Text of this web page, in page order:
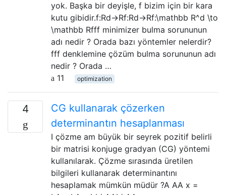
yok. Başka bir deyişle, f bizim için bir kara
kutu gibidir.f:Rd→Rf:Rd→Rf:\mathbb R^d \to
\mathbb Rfff minimizer bulma sorununun
adı nedir ? Orada bazı yöntemler nelerdir?
fff denklemine çözüm bulma sorununun adı
nedir ? Orada …
11
optimization
4
CG kullanarak çözerken
determinantın hesaplanması
I çözme am büyük bir seyrek pozitif belirli
bir matrisi konjuge gradyan (CG) yöntemi
kullanılarak. Çözme sırasında üretilen
bilgileri kullanarak determinantını
hesaplamak mümkün müdür ?A AA x =